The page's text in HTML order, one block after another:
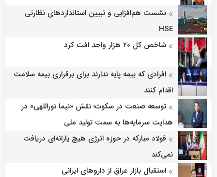
نشست هم‌افزایی و تبیین استانداردهای نظارتی
HSE
شاخص کل ۲۰ هزار واحد افت کرد
افرادی که بیمه پایه ندارند برای برقراری بیمه سلامت
اقدام کنند
توسعه صنعت در سکوت؛ نقش «نیما نوراللهی» در
هدایت سرمایه‌ها به سمت تولید ملی
فولاد مبارکه در حوزه انرژی هیچ یارانه‌ای دریافت
نمی‌کند
استقبال بازار عراق از داروهای ایرانی